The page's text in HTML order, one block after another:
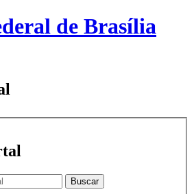
de Brasília
Buscar